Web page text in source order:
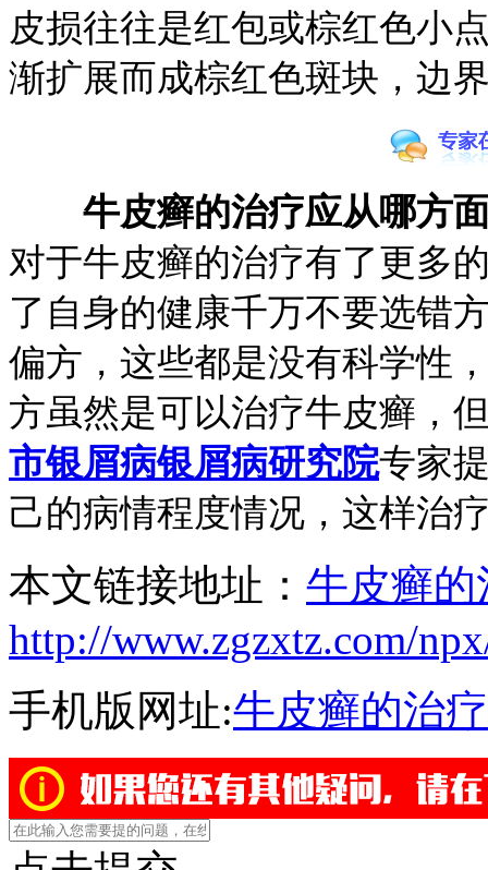
皮损往往是红包或棕红色小
渐扩展而成棕红色斑块，边
牛皮癣的治疗应从哪方
对于牛皮癣的治疗有了更多
了自身的健康千万不要选错
偏方，这些都是没有科学性
方虽然是可以治疗牛皮癣，
市银屑病银屑病研究院专家
己的病情程度情况，这样治
本文链接地址： 牛皮癣
http://www.zgzxtz.com/
手机版网址:牛皮癣的治